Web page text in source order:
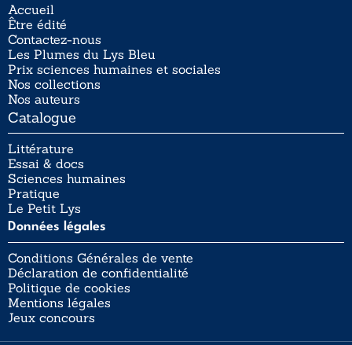
Accueil
Être édité
Contactez-nous
Les Plumes du Lys Bleu
Prix sciences humaines et sociales
Nos collections
Nos auteurs
Catalogue
Littérature
Essai & docs
Sciences humaines
Pratique
Le Petit Lys
Données légales
Conditions Générales de vente
Déclaration de confidentialité
Politique de cookies
Mentions légales
Jeux concours